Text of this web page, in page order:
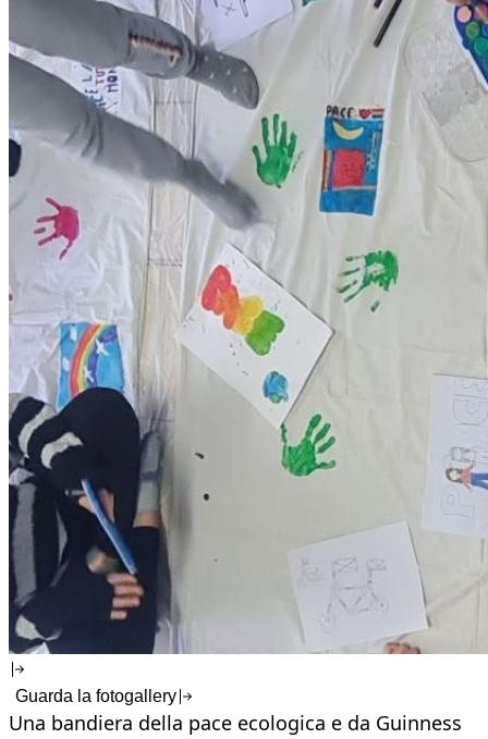
Guarda la fotogallery
Una bandiera della pace ecologica e da Guinness